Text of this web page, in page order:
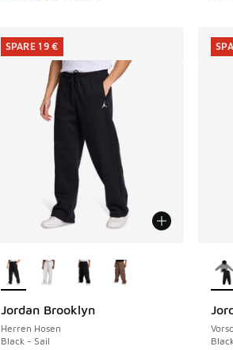
Jordan Brooklyn
Herren Hosen
Black - Sail
SPARE 19 €
SPARE 19 €